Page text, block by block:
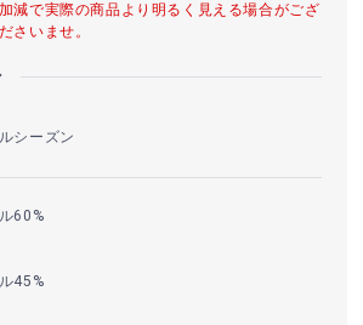
減で実際の商品より明るく見える場合がござ
さいませ。
シーズン
60%